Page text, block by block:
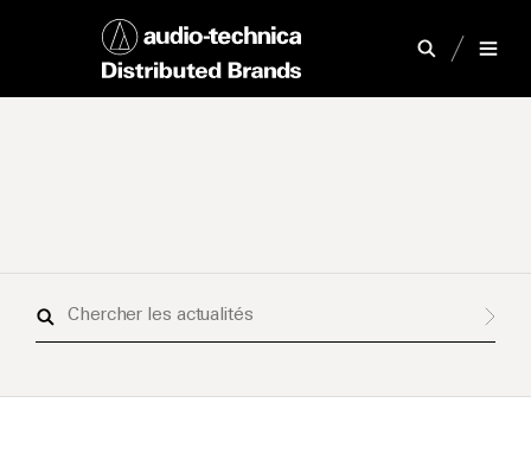
Chercher